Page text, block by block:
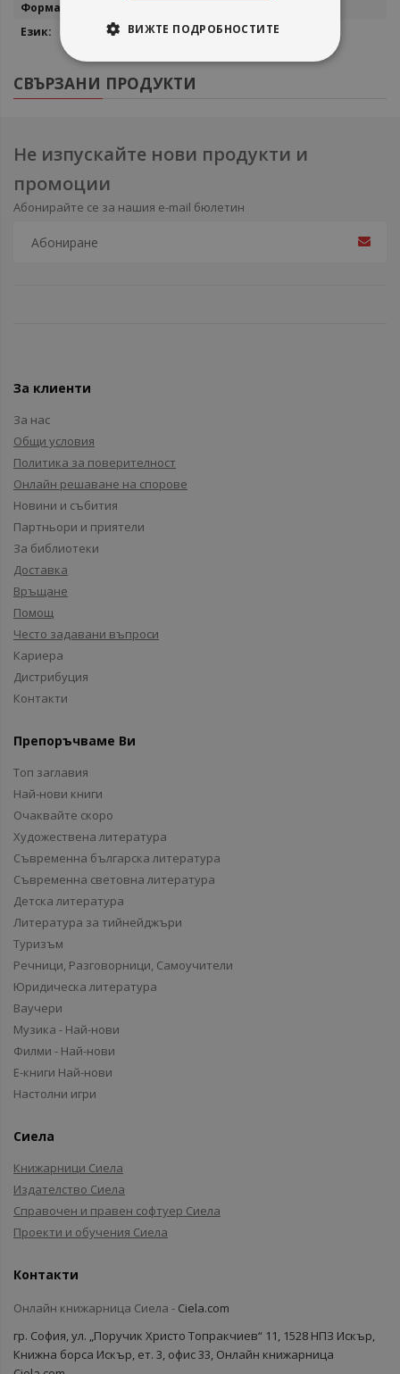
български
СВЪРЗАНИ ПРОДУКТИ
Не изпускайте нови продукти и
промоции
Абонирайте се за нашия e-mail бюлетин
За клиенти
За нас
Общи условия
Политика за поверителност
Онлайн решаване на спорове
Новини и събития
Партньори и приятели
За библиотеки
Доставка
Връщане
Помощ
Често задавани въпроси
Кариера
Дистрибуция
Контакти
Препоръчваме Ви
Топ заглавия
Най-нови книги
Очаквайте скоро
Художествена литература
Съвременна българска литература
Съвременна световна литература
Детска литература
Литература за тийнейджъри
Туризъм
Речници, Разговорници, Самоучители
Юридическа литература
Ваучери
Музика - Най-нови
Филми - Най-нови
Е-книги Най-нови
Настолни игри
Сиела
Книжарници Сиела
Издателство Сиела
Справочен и правен софтуер Сиела
Проекти и обучения Сиела
Контакти
Онлайн книжарница Сиела - Ciela.com
гр. София, ул. „Поручик Христо Топракчиев“ 11, 1528 НПЗ Искър,
Книжна борса Искър, ет. 3, офис 33, Онлайн книжарница
ВИЖТЕ ПОДРОБНОСТИТЕ